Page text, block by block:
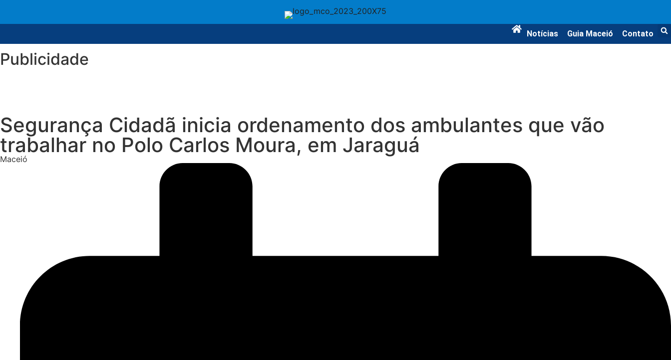
Notícias Guia Maceió Contato
Publicidade
Segurança Cidadã inicia ordenamento dos ambulantes que vão
trabalhar no Polo Carlos Moura, em Jaraguá
Maceió